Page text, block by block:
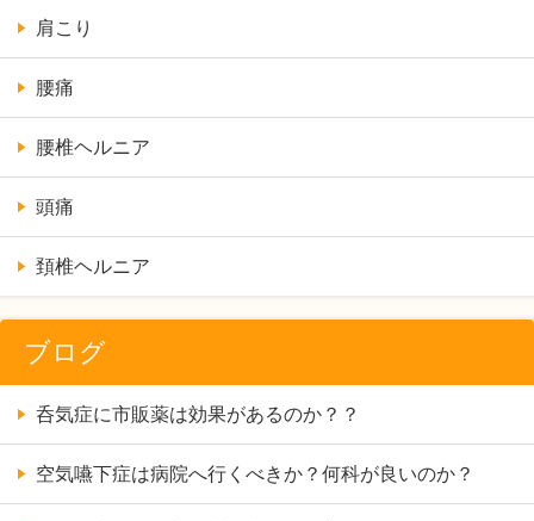
肩こり
腰痛
腰椎ヘルニア
頭痛
頚椎ヘルニア
ブログ
呑気症に市販薬は効果があるのか？？
空気嚥下症は病院へ行くべきか？何科が良いのか？